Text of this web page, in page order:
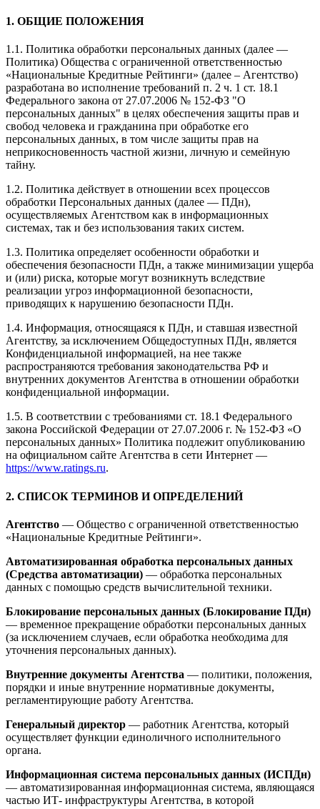
1. ОБЩИЕ ПОЛОЖЕНИЯ
1.1. Политика обработки персональных данных (далее —
Политика) Общества с ограниченной ответственностью
«Национальные Кредитные Рейтинги» (далее – Агентство)
разработана во исполнение требований п. 2 ч. 1 ст. 18.1
Федерального закона от 27.07.2006 № 152-ФЗ "О
персональных данных" в целях обеспечения защиты прав и
свобод человека и гражданина при обработке его
персональных данных, в том числе защиты прав на
неприкосновенность частной жизни, личную и семейную
тайну.
1.2. Политика действует в отношении всех процессов
обработки Персональных данных (далее — ПДн),
осуществляемых Агентством как в информационных
системах, так и без использования таких систем.
1.3. Политика определяет особенности обработки и
обеспечения безопасности ПДн, а также минимизации ущерба
и (или) риска, которые могут возникнуть вследствие
реализации угроз информационной безопасности,
приводящих к нарушению безопасности ПДн.
1.4. Информация, относящаяся к ПДн, и ставшая известной
Агентству, за исключением Общедоступных ПДн, является
Конфиденциальной информацией, на нее также
распространяются требования законодательства РФ и
внутренних документов Агентства в отношении обработки
конфиденциальной информации.
1.5. В соответствии с требованиями ст. 18.1 Федерального
закона Российской Федерации от 27.07.2006 г. № 152-ФЗ «О
персональных данных» Политика подлежит опубликованию
на официальном сайте Агентства в сети Интернет —
https://www.ratings.ru.
2. СПИСОК ТЕРМИНОВ И ОПРЕДЕЛЕНИЙ
Агентство — Общество с ограниченной ответственностью
«Национальные Кредитные Рейтинги».
Автоматизированная обработка персональных данных
(Средства автоматизации) — обработка персональных
данных с помощью средств вычислительной техники.
Блокирование персональных данных (Блокирование ПДн)
— временное прекращение обработки персональных данных
(за исключением случаев, если обработка необходима для
уточнения персональных данных).
Внутренние документы Агентства — политики, положения,
порядки и иные внутренние нормативные документы,
регламентирующие работу Агентства.
Генеральный директор — работник Агентства, который
осуществляет функции единоличного исполнительного
органа.
Информационная система персональных данных (ИСПДн)
— автоматизированная информационная система, являющаяся
частью ИТ- инфраструктуры Агентства, в которой